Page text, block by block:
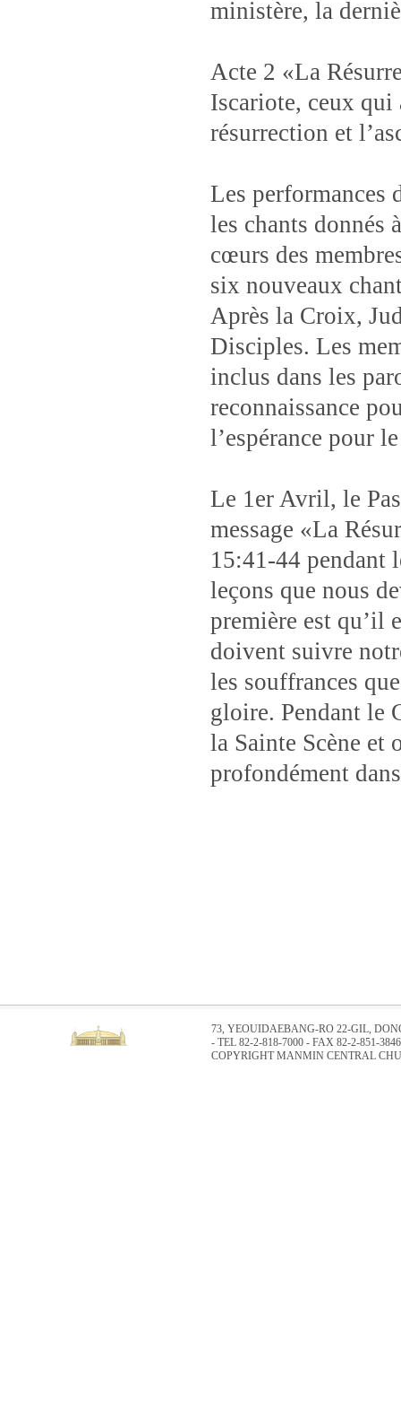
ministère, la
Acte 2 «La
Iscariote, ceux
résurrection et
Les performances
les chants donnés
cœurs des
six nouveaux
Après la Croix,
Disciples. Les
inclus dans les
reconnaissance
l’espérance pour
Le 1er Avril, le
message «La
15:41-44 pendant
leçons que nous
première est qu’il
doivent suivre
les souffrances
gloire. Pendant le
la Sainte Scène et
profondément
73, YEOUIDAEBANG-RO 22-GIL,
- TEL 82-2-818-7000 - FAX 82-2-851-3846
COPYRIGHT MANMIN CENTRAL